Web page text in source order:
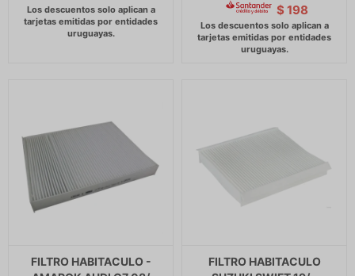
$ 198
FILTRO HABITACULO -
FILTRO HABITACULO